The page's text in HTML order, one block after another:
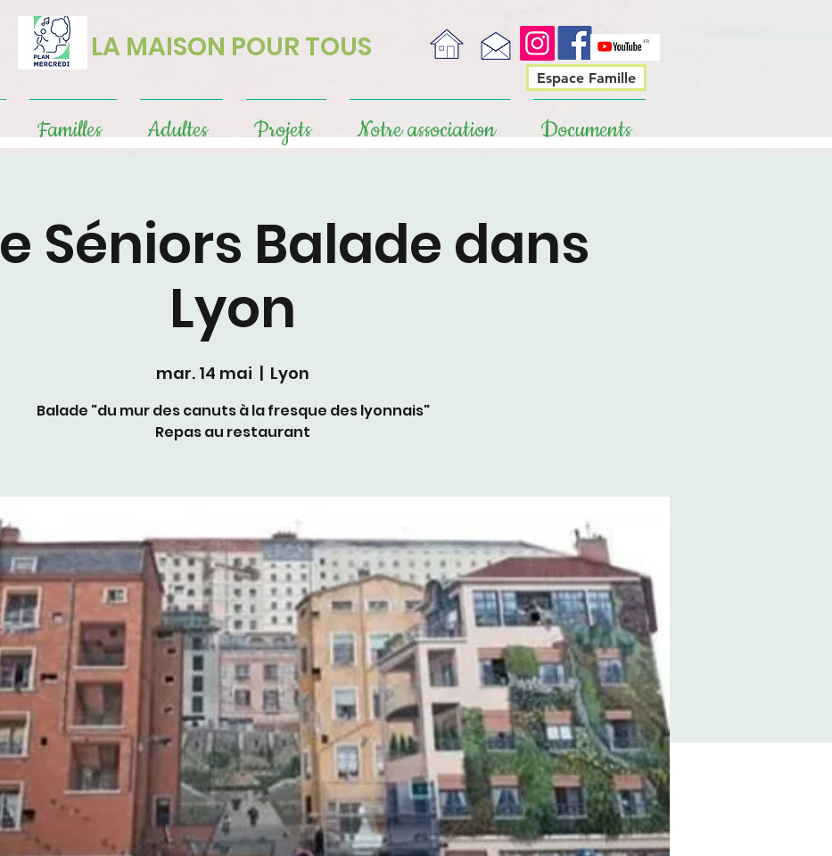
LA MAISON POUR TOUS
Espace Famille
Familles Adultes Projets Notre association Documents
Séniors Balade dans
Lyon
mar. 14 mai
  |
Lyon
Balade "du mur des canuts à la fresque des lyonnais"